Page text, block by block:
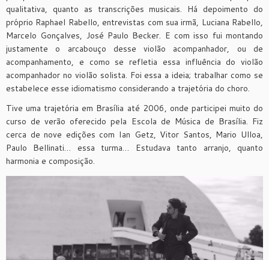
qualitativa, quanto as transcrições musicais. Há depoimento do
próprio Raphael Rabello, entrevistas com sua irmã, Luciana Rabello,
Marcelo Gonçalves, José Paulo Becker. E com isso fui montando
justamente o arcabouço desse violão acompanhador, ou de
acompanhamento, e como se refletia essa influência do violão
acompanhador no violão solista. Foi essa a ideia; trabalhar como se
estabelece esse idiomatismo considerando a trajetória do choro.
Tive uma trajetória em Brasília até 2006, onde participei muito do
curso de verão oferecido pela Escola de Música de Brasília. Fiz
cerca de nove edições com Ian Getz, Vitor Santos, Mario Ulloa,
Paulo Bellinati… essa turma… Estudava tanto arranjo, quanto
harmonia e composição.